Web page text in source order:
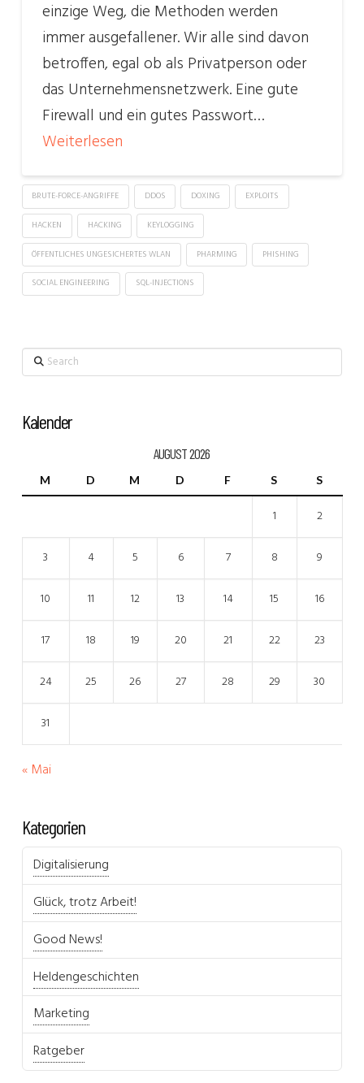
einzige Weg, die Methoden werden
immer ausgefallener. Wir alle sind davon
betroffen, egal ob als Privatperson oder
das Unternehmensnetzwerk. Eine gute
Firewall und ein gutes Passwort…
Weiterlesen
BRUTE-FORCE-ANGRIFFE DDOS DOXING EXPLOITS
HACKEN HACKING KEYLOGGING
ÖFFENTLICHES UNGESICHERTES WLAN PHARMING PHISHING
SOCIAL ENGINEERING SQL-INJECTIONS
Search
Kalender
AUGUST 2026
M D M D F S S
1 2
3 4 5 6 7 8 9
10 11 12 13 14 15 16
17 18 19 20 21 22 23
24 25 26 27 28 29 30
31
« Mai
Kategorien
Digitalisierung
Glück, trotz Arbeit!
Good News!
Heldengeschichten
Marketing
Ratgeber